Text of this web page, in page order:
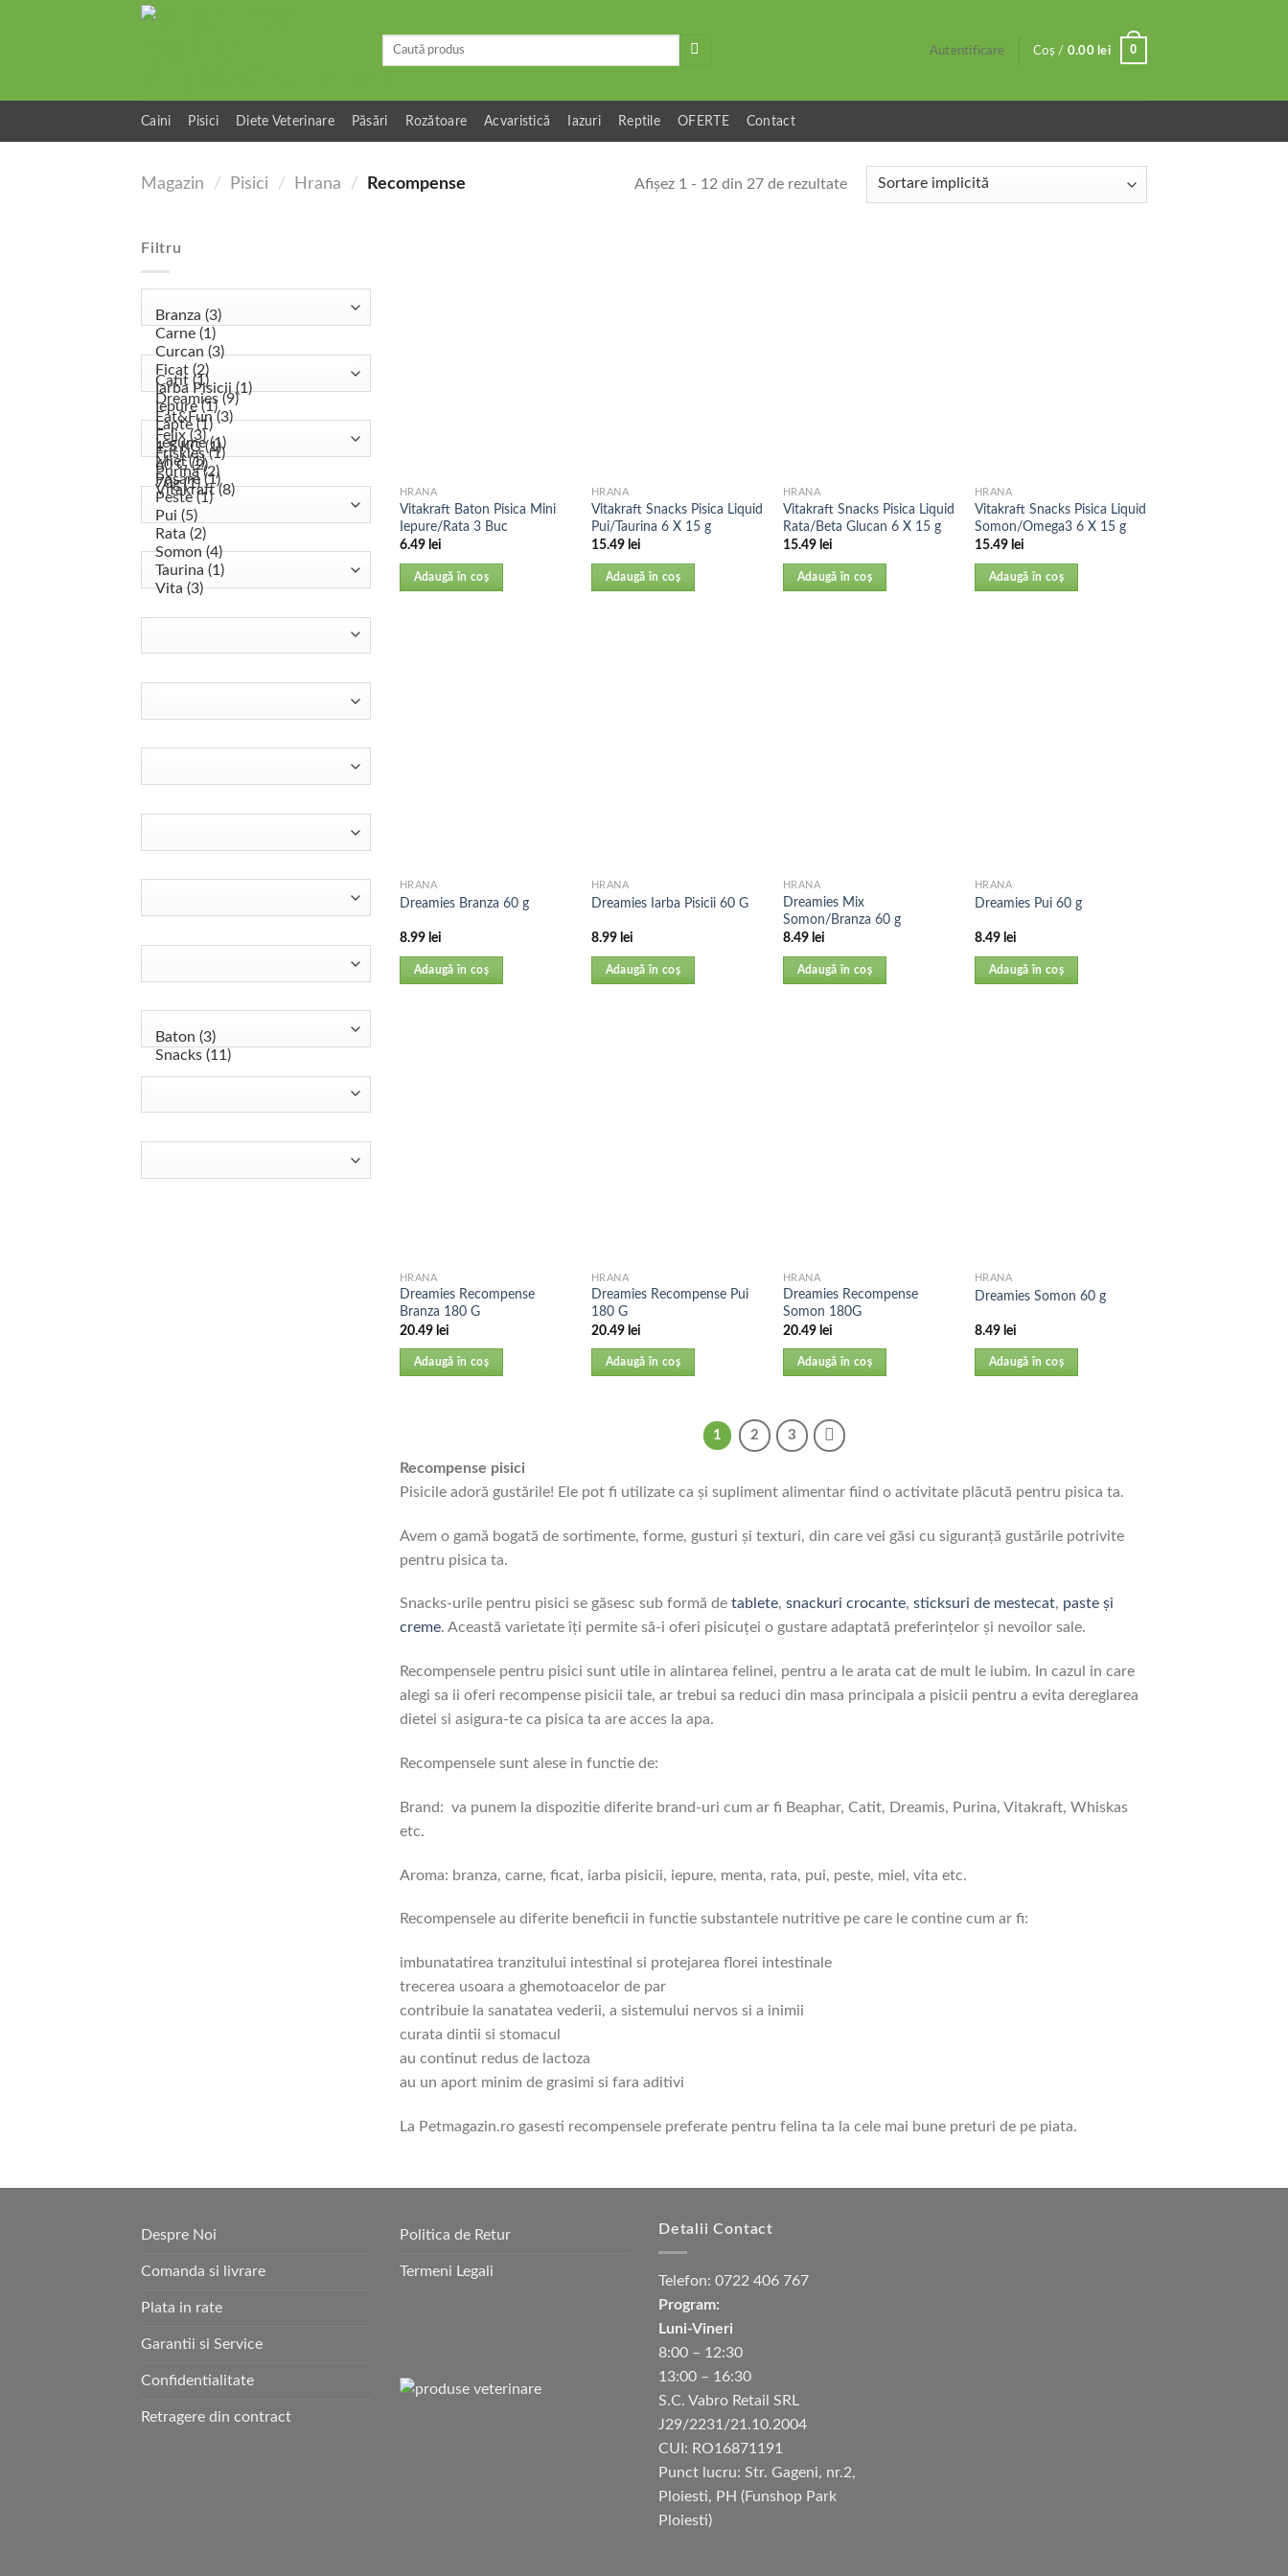
Caută
Autentificare Coș / 0.00 lei 0
Caini Pisici Diete Veterinare Păsări Rozătoare Acvaristică Iazuri Reptile OFERTE Contact
Magazin / Pisici / Hrana / Recompense Afișez 1 - 12 din 27 de rezultate
Filtru
HRANA
Vitakraft Baton Pisica Mini
Iepure/Rata 3 Buc
6.49 lei
Adaugă în coș
HRANA
Vitakraft Snacks Pisica Liquid
Pui/Taurina 6 X 15 g
15.49 lei
Adaugă în coș
HRANA
Vitakraft Snacks Pisica Liquid
Rata/Beta Glucan 6 X 15 g
15.49 lei
Adaugă în coș
HRANA
Vitakraft Snacks Pisica Liquid
Somon/Omega3 6 X 15 g
15.49 lei
Adaugă în coș
HRANA
Dreamies Branza 60 g
8.99 lei
Adaugă în coș
HRANA
Dreamies Iarba Pisicii 60 G
8.99 lei
Adaugă în coș
HRANA
Dreamies Mix
Somon/Branza 60 g
8.49 lei
Adaugă în coș
HRANA
Dreamies Pui 60 g
8.49 lei
Adaugă în coș
HRANA
Dreamies Recompense
Branza 180 G
20.49 lei
Adaugă în coș
HRANA
Dreamies Recompense Pui
180 G
20.49 lei
Adaugă în coș
HRANA
Dreamies Recompense
Somon 180G
20.49 lei
Adaugă în coș
HRANA
Dreamies Somon 60 g
8.49 lei
Adaugă în coș
1 2 3
Recompense pisici
Pisicile adoră gustările! Ele pot fi utilizate ca și supliment alimentar fiind o activitate plăcută pentru pisica ta.
Avem o gamă bogată de sortimente, forme, gusturi şi texturi, din care vei găsi cu siguranţă gustările potrivite
pentru pisica ta.
Snacks-urile pentru pisici se găsesc sub formă de tablete, snackuri crocante, sticksuri de mestecat, paste şi
creme. Această varietate îți permite să-i oferi pisicuţei o gustare adaptată preferinţelor și nevoilor sale.
Recompensele pentru pisici sunt utile in alintarea felinei, pentru a le arata cat de mult le iubim. In cazul in care
alegi sa ii oferi recompense pisicii tale, ar trebui sa reduci din masa principala a pisicii pentru a evita dereglarea
dietei si asigura-te ca pisica ta are acces la apa.
Recompensele sunt alese in functie de:
Brand: va punem la dispozitie diferite brand-uri cum ar fi Beaphar, Catit, Dreamis, Purina, Vitakraft, Whiskas
etc.
Aroma: branza, carne, ficat, iarba pisicii, iepure, menta, rata, pui, peste, miel, vita etc.
Recompensele au diferite beneficii in functie substantele nutritive pe care le contine cum ar fi:
imbunatatirea tranzitului intestinal si protejarea florei intestinale
trecerea usoara a ghemotoacelor de par
contribuie la sanatatea vederii, a sistemului nervos si a inimii
curata dintii si stomacul
au continut redus de lactoza
au un aport minim de grasimi si fara aditivi
La Petmagazin.ro gasesti recompensele preferate pentru felina ta la cele mai bune preturi de pe piata.
Despre Noi
Comanda si livrare
Plata in rate
Garantii si Service
Confidentialitate
Retragere din contract
Politica de Retur
Termeni Legali
Detalii Contact
Telefon: 0722 406 767
Program:
Luni-Vineri
8:00 – 12:30
13:00 – 16:30
S.C. Vabro Retail SRL
J29/2231/21.10.2004
CUI: RO16871191
Punct lucru: Str. Gageni, nr.2,
Ploiesti, PH (Funshop Park
Ploiesti)